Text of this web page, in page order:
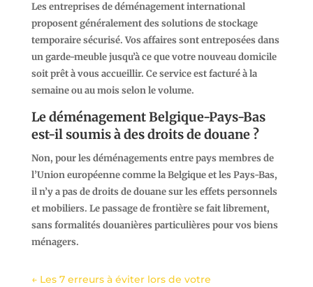
Les entreprises de déménagement international
proposent généralement des solutions destockage
temporairesécurisé. Vos affaires sont entreposées dans
un garde-meuble jusqu’à ce que votre nouveau domicile
soit prêt à vous accueillir. Ce service est facturé à la
semaine ou au mois selon le volume.
Le déménagement Belgique-Pays-Bas
est-il soumis à des droits de douane ?
Non, pour les déménagements entre pays membres de
l’Union européenne comme la Belgique et les Pays-Bas,
il n’y a pas de droits de douane sur les effets personnels
et mobiliers. Le passage de frontière se fait librement,
sans formalités douanières particulières pour vos biens
ménagers.
← Les 7 erreurs à éviter lors de votre